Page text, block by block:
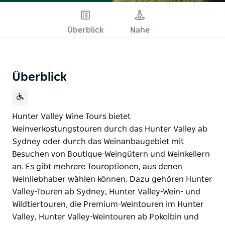
Überblick Nahe
Überblick
Hunter Valley Wine Tours bietet
Weinverkostungstouren durch das Hunter Valley ab
Sydney oder durch das Weinanbaugebiet mit
Besuchen von Boutique-Weingütern und Weinkellern
an. Es gibt mehrere Touroptionen, aus denen
Weinliebhaber wählen können. Dazu gehören Hunter
Valley-Touren ab Sydney, Hunter Valley-Wein- und
Wildtiertouren, die Premium-Weintouren im Hunter
Valley, Hunter Valley-Weintouren ab Pokolbin und